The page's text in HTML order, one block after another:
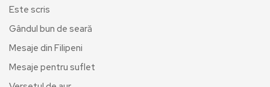
Este scris
Gândul bun de seară
Mesaje din Filipeni
Mesaje pentru suflet